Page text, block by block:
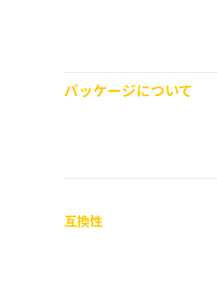
パッケージについて
互換性